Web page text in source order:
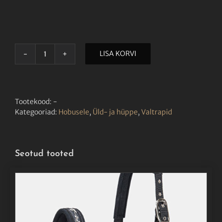
EQUILINE
kogus
LISA KORVI
Tootekood: -
Kategooriad: Hobusele, Üld- ja hüppe, Valtrapid
Seotud tooted